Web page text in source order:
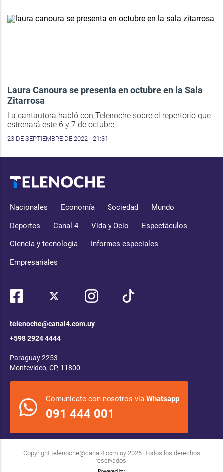
Laura Canoura se presenta en octubre en la Sala
Zitarrosa
La cantautora habló con Telenoche sobre el repertorio que
estrenará este 6 y 7 de octubre.
23 DE SEPTIEMBRE DE 2022 - 21:31
Nacionales Economía Sociedad Mundo
Deportes Canal 4 Vida y Ocio Espectáculos
Ciencia y tecnología Informes especiales
Empresariales
telenoche@canal4.com.uy
+598 2924 4444
Paraguay 2253
Montevideo, CP, 11800
Comunicate con nosotros via Whatsapp
091 444 001
Copyright telenoche@canal4.com.uy2026. Todos los derechos
reservados.